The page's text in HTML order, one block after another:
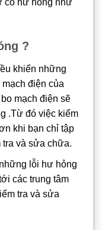
?
khiển những
điện của
mạch điện sẽ
.Từ đó việc kiểm
khi bạn chỉ tập
tra và sửa chữa.
lỗi hư hỏng
các trung tâm
tra và sửa